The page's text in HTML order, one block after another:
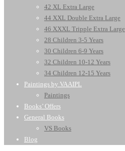
42 XL Extra Large
44 XXL Double Extra Large
46 XXXL Tripple Extra Large
28 Children 3-5 Years
30 Children 6-9 Years
32 Children 10-12 Years
34 Children 12-15 Years
Paintings by VAAIPL
Paintings
Books’ Offers
General Books
VS Books
Blog